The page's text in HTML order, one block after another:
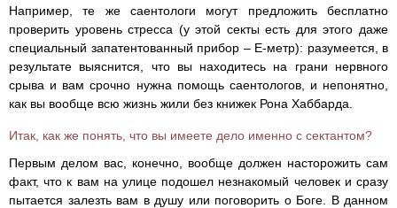
Например, те же саентологи могут предложить бесплатно
проверить уровень стресса (у этой секты есть для этого даже
специальный запатентованный прибор – Е-метр): разумеется, в
результате выяснится, что вы находитесь на грани нервного
срыва и вам срочно нужна помощь саентологов, и непонятно,
как вы вообще всю жизнь жили без книжек Рона Хаббарда.
Итак, как же понять, что вы имеете дело именно с сектантом?
Первым делом вас, конечно, вообще должен насторожить сам
факт, что к вам на улице подошел незнакомый человек и сразу
пытается залезть вам в душу или поговорить о Боге. В данном